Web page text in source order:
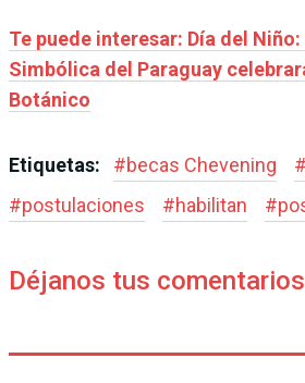
Te puede interesar: Día del
Simbólica del Paraguay
Botánico
Etiquetas: #becas Chevening #
#postulaciones #habilitan #
Déjanos tus